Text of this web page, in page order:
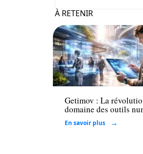
À RETENIR
Tech
Getimov : La
domaine des outils
En savoir plus